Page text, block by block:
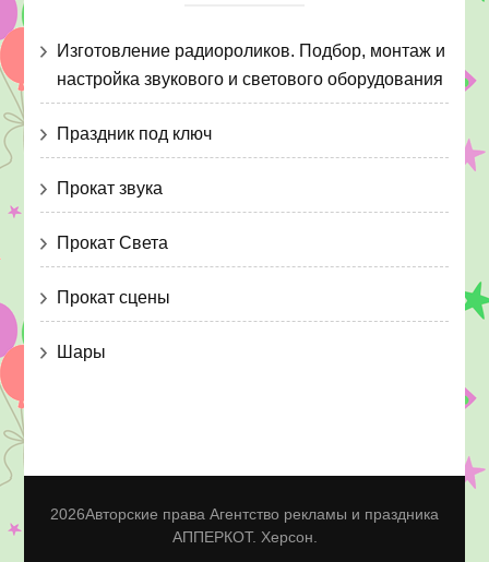
Изготовление радиороликов. Подбор, монтаж и
настройка звукового и светового оборудования
Праздник под ключ
Прокат звука
Прокат Света
Прокат сцены
Шары
2026Авторские права Агентство рекламы и праздника
АППЕРКОТ. Херсон